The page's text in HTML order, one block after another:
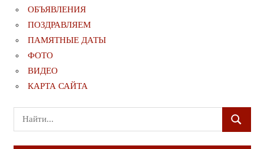
ОБЪЯВЛЕНИЯ
ПОЗДРАВЛЯЕМ
ПАМЯТНЫЕ ДАТЫ
ФОТО
ВИДЕО
КАРТА САЙТА
Поиск
для:
ПОИСК